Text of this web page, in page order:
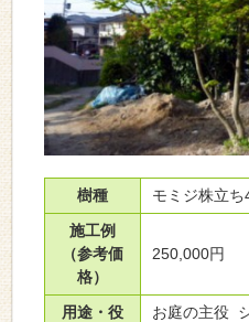
樹種
モミジ株立ち
施工例
（参考価
格）
250,000円
用途・役
お庭の主役